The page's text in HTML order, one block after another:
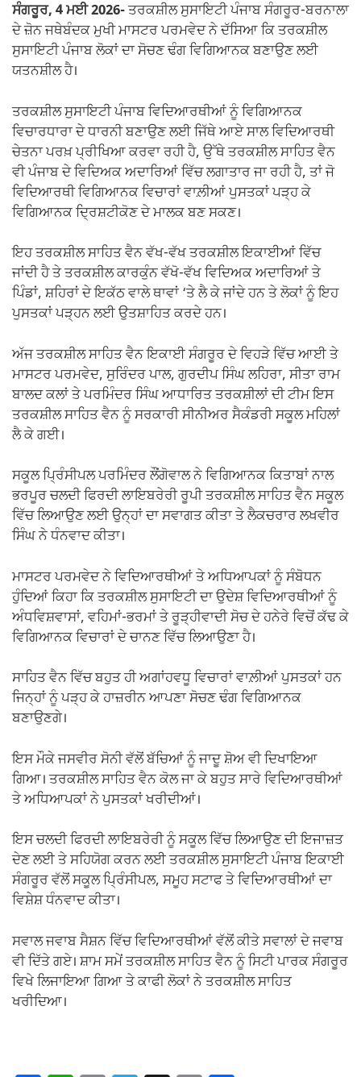
ਸੰਗਰੂਰ, 4 ਮਈ 2026-ਤਰਕਸ਼ੀਲ ਸੁਸਾਇਟੀ ਪੰਜਾਬ ਸੰਗਰੂਰ-ਬਰਨਾਲਾ
ਦੇ ਜ਼ੋਨ ਜਥੇਬੰਦਕ ਮੁਖੀ ਮਾਸਟਰ ਪਰਮਵੇਦ ਨੇ ਦੱਸਿਆ ਕਿ ਤਰਕਸ਼ੀਲ
ਸੁਸਾਇਟੀ ਪੰਜਾਬ ਲੋਕਾਂ ਦਾ ਸੋਚਣ ਢੰਗ ਵਿਗਿਆਨਕ ਬਣਾਉਣ ਲਈ
ਯਤਨਸ਼ੀਲ ਹੈ।
ਤਰਕਸ਼ੀਲ ਸੁਸਾਇਟੀ ਪੰਜਾਬ ਵਿਦਿਆਰਥੀਆਂ ਨੂੰ ਵਿਗਿਆਨਕ
ਵਿਚਾਰਧਾਰਾ ਦੇ ਧਾਰਨੀ ਬਣਾਉਣ ਲਈ ਜਿੱਥੇ ਆਏ ਸਾਲ ਵਿਦਿਆਰਥੀ
ਚੇਤਨਾ ਪਰਖ਼ ਪ੍ਰੀਖਿਆ ਕਰਵਾ ਰਹੀ ਹੈ, ਉੱਥੇ ਤਰਕਸ਼ੀਲ ਸਾਹਿਤ ਵੈਨ
ਵੀ ਪੰਜਾਬ ਦੇ ਵਿਦਿਅਕ ਅਦਾਰਿਆਂ ਵਿੱਚ ਲਗਾਤਾਰ ਜਾ ਰਹੀ ਹੈ, ਤਾਂ ਜੋ
ਵਿਦਿਆਰਥੀ ਵਿਗਿਆਨਕ ਵਿਚਾਰਾਂ ਵਾਲ਼ੀਆਂ ਪੁਸਤਕਾਂ ਪੜ੍ਹ ਕੇ
ਵਿਗਿਆਨਕ ਦ੍ਰਿਸ਼ਟੀਕੋਣ ਦੇ ਮਾਲਕ ਬਣ ਸਕਣ।
ਇਹ ਤਰਕਸ਼ੀਲ ਸਾਹਿਤ ਵੈਨ ਵੱਖ-ਵੱਖ ਤਰਕਸ਼ੀਲ ਇਕਾਈਆਂ ਵਿੱਚ
ਜਾਂਦੀ ਹੈ ਤੇ ਤਰਕਸ਼ੀਲ ਕਾਰਕੁੰਨ ਵੱਖੋ-ਵੱਖ ਵਿਦਿਅਕ ਅਦਾਰਿਆਂ ਤੇ
ਪਿੰਡਾਂ, ਸ਼ਹਿਰਾਂ ਦੇ ਇਕੱਠ ਵਾਲੇ ਥਾਵਾਂ ‘ਤੇ ਲੈ ਕੇ ਜਾਂਦੇ ਹਨ ਤੇ ਲੋਕਾਂ ਨੂੰ ਇਹ
ਪੁਸਤਕਾਂ ਪੜ੍ਹਨ ਲਈ ਉਤਸ਼ਾਹਿਤ ਕਰਦੇ ਹਨ।
ਅੱਜ ਤਰਕਸ਼ੀਲ ਸਾਹਿਤ ਵੈਨ ਇਕਾਈ ਸੰਗਰੂਰ ਦੇ ਵਿਹੜੇ ਵਿੱਚ ਆਈ ਤੇ
ਮਾਸਟਰ ਪਰਮਵੇਦ, ਸੁਰਿੰਦਰ ਪਾਲ, ਗੁਰਦੀਪ ਸਿੰਘ ਲਹਿਰਾ, ਸੀਤਾ ਰਾਮ
ਬਾਲਦ ਕਲਾਂ ਤੇ ਪਰਮਿੰਦਰ ਸਿੰਘ ਆਧਾਰਿਤ ਤਰਕਸ਼ੀਲਾਂ ਦੀ ਟੀਮ ਇਸ
ਤਰਕਸ਼ੀਲ ਸਾਹਿਤ ਵੈਨ ਨੂੰ ਸਰਕਾਰੀ ਸੀਨੀਅਰ ਸੈਕੰਡਰੀ ਸਕੂਲ ਮਹਿਲਾਂ
ਲੈ ਕੇ ਗਈ।
ਸਕੂਲ ਪ੍ਰਿੰਸੀਪਲ ਪਰਮਿੰਦਰ ਲੌਂਗੋਵਾਲ ਨੇ ਵਿਗਿਆਨਕ ਕਿਤਾਬਾਂ ਨਾਲ
ਭਰਪੂਰ ਚਲਦੀ ਫਿਰਦੀ ਲਾਇਬਰੇਰੀ ਰੂਪੀ ਤਰਕਸ਼ੀਲ ਸਾਹਿਤ ਵੈਨ ਸਕੂਲ
ਵਿੱਚ ਲਿਆਉਣ ਲਈ ਉਨ੍ਹਾਂ ਦਾ ਸਵਾਗਤ ਕੀਤਾ ਤੇ ਲੈਕਚਰਾਰ ਲਖਵੀਰ
ਸਿੰਘ ਨੇ ਧੰਨਵਾਦ ਕੀਤਾ।
ਮਾਸਟਰ ਪਰਮਵੇਦ ਨੇ ਵਿਦਿਆਰਥੀਆਂ ਤੇ ਅਧਿਆਪਕਾਂ ਨੂੰ ਸੰਬੋਧਨ
ਹੁੰਦਿਆਂ ਕਿਹਾ ਕਿ ਤਰਕਸ਼ੀਲ ਸੁਸਾਇਟੀ ਦਾ ਉਦੇਸ਼ ਵਿਦਿਆਰਥੀਆਂ ਨੂੰ
ਅੰਧਵਿਸ਼ਵਾਸਾਂ, ਵਹਿਮਾਂ-ਭਰਮਾਂ ਤੇ ਰੂੜ੍ਹੀਵਾਦੀ ਸੋਚ ਦੇ ਹਨੇਰੇ ਵਿਚੋਂ ਕੱਢ ਕੇ
ਵਿਗਿਆਨਕ ਵਿਚਾਰਾਂ ਦੇ ਚਾਨਣ ਵਿੱਚ ਲਿਆਉਣਾ ਹੈ।
ਸਾਹਿਤ ਵੈਨ ਵਿੱਚ ਬਹੁਤ ਹੀ ਅਗਾਂਹਵਧੂ ਵਿਚਾਰਾਂ ਵਾਲ਼ੀਆਂ ਪੁਸਤਕਾਂ ਹਨ
ਜਿਨ੍ਹਾਂ ਨੂੰ ਪੜ੍ਹ ਕੇ ਹਾਜ਼ਰੀਨ ਆਪਣਾ ਸੋਚਣ ਢੰਗ ਵਿਗਿਆਨਕ
ਬਣਾਉਣਗੇ।
ਇਸ ਮੌਕੇ ਜਸਵੀਰ ਸੋਨੀ ਵੱਲੋਂ ਬੱਚਿਆਂ ਨੂੰ ਜਾਦੂ ਸ਼ੋਅ ਵੀ ਦਿਖਾਇਆ
ਗਿਆ। ਤਰਕਸ਼ੀਲ ਸਾਹਿਤ ਵੈਨ ਕੋਲ ਜਾ ਕੇ ਬਹੁਤ ਸਾਰੇ ਵਿਦਿਆਰਥੀਆਂ
ਤੇ ਅਧਿਆਪਕਾਂ ਨੇ ਪੁਸਤਕਾਂ ਖਰੀਦੀਆਂ।
ਇਸ ਚਲਦੀ ਫਿਰਦੀ ਲਾਇਬਰੇਰੀ ਨੂੰ ਸਕੂਲ ਵਿੱਚ ਲਿਆਉਣ ਦੀ ਇਜਾਜ਼ਤ
ਦੇਣ ਲਈ ਤੇ ਸਹਿਯੋਗ ਕਰਨ ਲਈ ਤਰਕਸ਼ੀਲ ਸੁਸਾਇਟੀ ਪੰਜਾਬ ਇਕਾਈ
ਸੰਗਰੂਰ ਵੱਲੋਂ ਸਕੂਲ ਪ੍ਰਿੰਸੀਪਲ, ਸਮੂਹ ਸਟਾਫ ਤੇ ਵਿਦਿਆਰਥੀਆਂ ਦਾ
ਵਿਸ਼ੇਸ਼ ਧੰਨਵਾਦ ਕੀਤਾ।
ਸਵਾਲ ਜਵਾਬ ਸੈਸ਼ਨ ਵਿੱਚ ਵਿਦਿਆਰਥੀਆਂ ਵੱਲੋਂ ਕੀਤੇ ਸਵਾਲਾਂ ਦੇ ਜਵਾਬ
ਵੀ ਦਿੱਤੇ ਗਏ। ਸ਼ਾਮ ਸਮੇਂ ਤਰਕਸ਼ੀਲ ਸਾਹਿਤ ਵੈਨ ਨੂੰ ਸਿਟੀ ਪਾਰਕ ਸੰਗਰੂਰ
ਵਿਖੇ ਲਿਜਾਇਆ ਗਿਆ ਤੇ ਕਾਫੀ ਲੋਕਾਂ ਨੇ ਤਰਕਸ਼ੀਲ ਸਾਹਿਤ
ਖਰੀਦਿਆ।